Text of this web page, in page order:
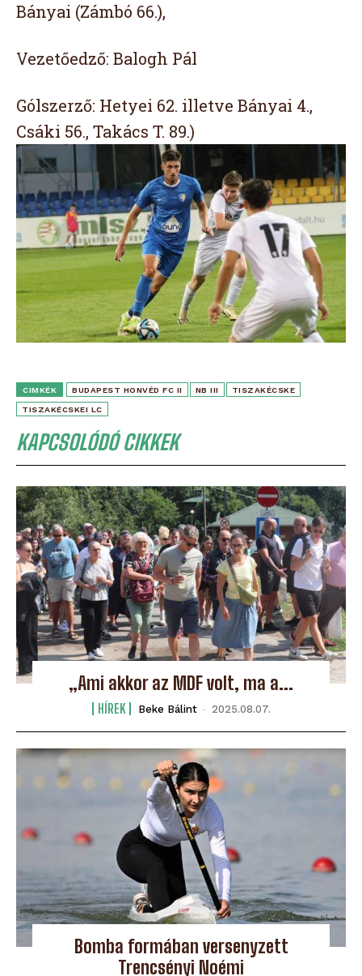
Bányai (Zámbó 66.),
Vezetőedző: Balogh Pál
Gólszerző: Hetyei 62. illetve Bányai 4.,
Csáki 56., Takács T. 89.)
CIMKÉK BUDAPEST HONVÉD FC II NB III TISZAKÉCSKE
TISZAKÉCSKEI LC
KAPCSOLÓDÓ CIKKEK
„Ami akkor az MDF volt, ma a...
HÍREK Beke Bálint - 2025.08.07.
Bomba formában versenyzett
Trencsényi Noémi